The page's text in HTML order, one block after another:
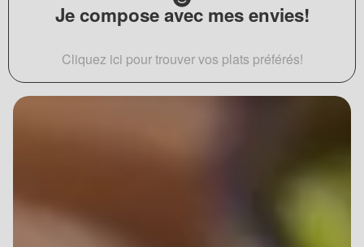
Je compose avec mes envies!
Cliquez ici pour trouver vos plats préférés!